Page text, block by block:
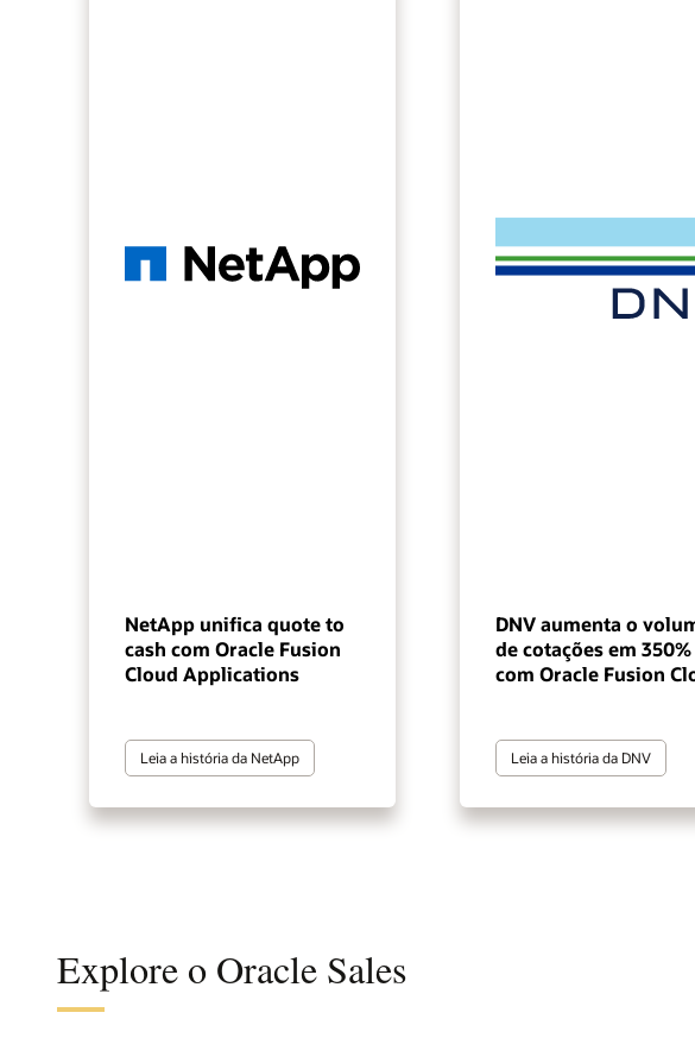
NetApp unifica quote to
cash com Oracle Fusion
Cloud Applications
Leia a história da NetApp
DNV aumenta o
de cotações em 350%
com Oracle Fusion
Leia a história da DNV
Explore o Oracle Sales